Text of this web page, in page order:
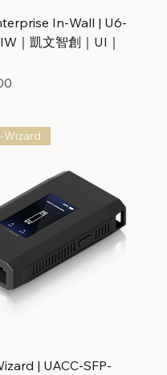
In-Wall | U6-
｜凱文智創｜UI｜
Wizard
| UACC-SFP-